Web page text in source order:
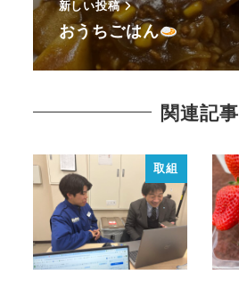
新しい投稿
おうちごはん
関連記事
取組